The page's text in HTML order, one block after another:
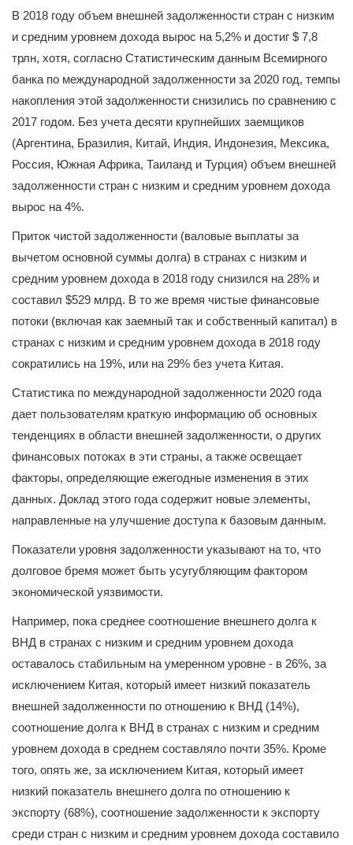
В 2018 году объем внешней задолженности стран с низким
и средним уровнем дохода вырос на 5,2% и достиг $ 7,8
трлн, хотя, согласно Статистическим данным Всемирного
банка по международной задолженности за 2020 год, темпы
накопления этой задолженности снизились по сравнению с
2017 годом. Без учета десяти крупнейших заемщиков
(Аргентина, Бразилия, Китай, Индия, Индонезия, Мексика,
Россия, Южная Африка, Таиланд и Турция) объем внешней
задолженности стран с низким и средним уровнем дохода
вырос на 4%.
Приток чистой задолженности (валовые выплаты за
вычетом основной суммы долга) в странах с низким и
средним уровнем дохода в 2018 году снизился на 28% и
составил $529 млрд. В то же время чистые финансовые
потоки (включая как заемный так и собственный капитал) в
странах с низким и средним уровнем дохода в 2018 году
сократились на 19%, или на 29% без учета Китая.
Статистика по международной задолженности 2020 года
дает пользователям краткую информацию об основных
тенденциях в области внешней задолженности, о других
финансовых потоках в эти страны, а также освещает
факторы, определяющие ежегодные изменения в этих
данных. Доклад этого года содержит новые элементы,
направленные на улучшение доступа к базовым данным.
Показатели уровня задолженности указывают на то, что
долговое бремя может быть усугубляющим фактором
экономической уязвимости.
Например, пока среднее соотношение внешнего долга к
ВНД в странах с низким и средним уровнем дохода
оставалось стабильным на умеренном уровне - в 26%, за
исключением Китая, который имеет низкий показатель
внешней задолженности по отношению к ВНД (14%),
соотношение долга к ВНД в странах с низким и средним
уровнем дохода в среднем составляло почти 35%. Кроме
того, опять же, за исключением Китая, который имеет
низкий показатель внешнего долга по отношению к
экспорту (68%), соотношение задолженности к экспорту
среди стран с низким и средним уровнем дохода составило